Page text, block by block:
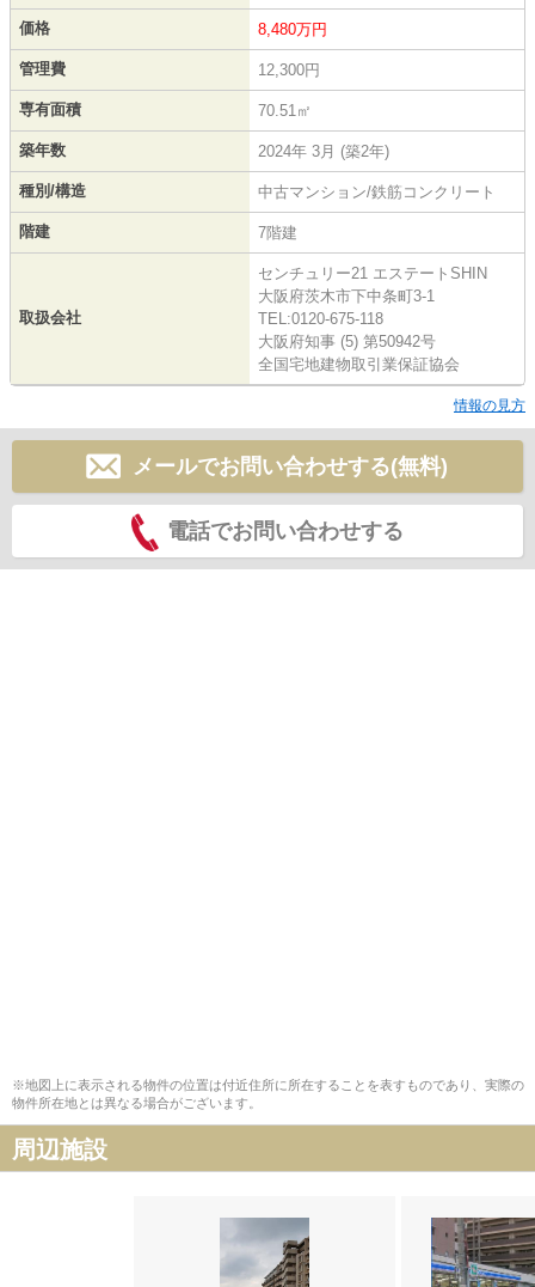
価格 8,480万円
管理費 12,300円
専有面積 70.51㎡
築年数 2024年 3月 (築2年)
種別/構造 中古マンション/鉄筋コンクリート
階建 7階建
取扱会社
センチュリー21 エステートSHIN
大阪府茨木市下中条町3-1
TEL:0120-675-118
大阪府知事 (5) 第50942号
全国宅地建物取引業保証協会
情報の見方
メールでお問い合わせする(無料)
電話でお問い合わせする
※地図上に表示される物件の位置は付近住所に所在することを表すものであり、実際の
物件所在地とは異なる場合がございます。
周辺施設